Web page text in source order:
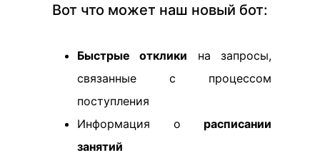
Вот что может наш новый бот:
Быстрые отклики на запросы,
связанные с процессом
поступления
Информация о расписании
занятий